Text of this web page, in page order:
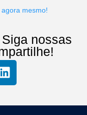
mesmo!
nossas
L
i
k